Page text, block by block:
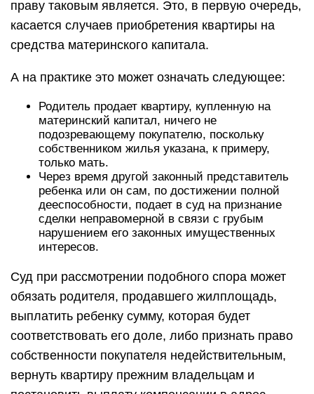
праву таковым является. Это, в первую очередь,
касается случаев приобретения квартиры на
средства материнского капитала.
А на практике это может означать следующее:
Родитель продает квартиру, купленную на
материнский капитал, ничего не
подозревающему покупателю, поскольку
собственником жилья указана, к примеру,
только мать.
Через время другой законный представитель
ребенка или он сам, по достижении полной
дееспособности, подает в суд на признание
сделки неправомерной в связи с грубым
нарушением его законных имущественных
интересов.
Суд при рассмотрении подобного спора может
обязать родителя, продавшего жилплощадь,
выплатить ребенку сумму, которая будет
соответствовать его доле, либо признать право
собственности покупателя недействительным,
вернуть квартиру прежним владельцам и